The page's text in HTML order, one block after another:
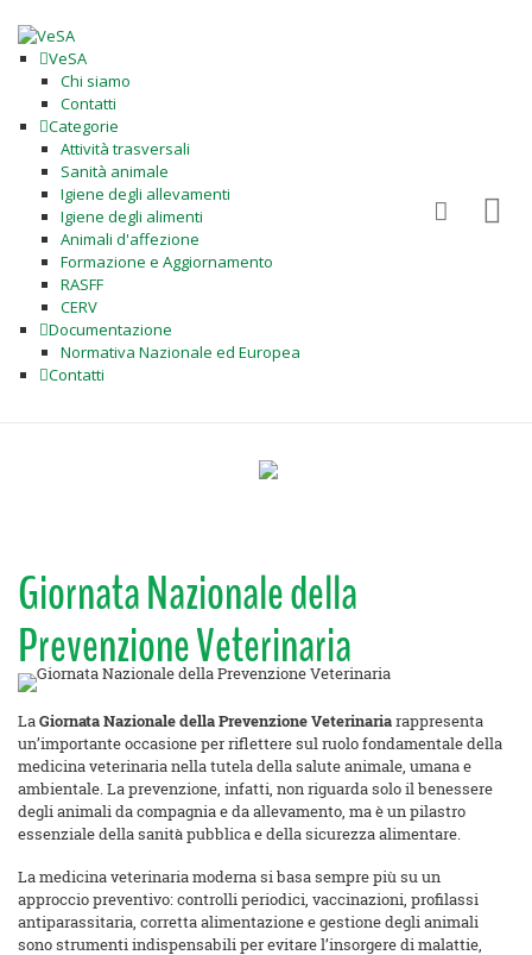
VeSA
Chi siamo
Contatti
Categorie
Attività trasversali
Sanità animale
Igiene degli allevamenti
Igiene degli alimenti
Animali d'affezione
Formazione e Aggiornamento
RASFF
CERV
Documentazione
Normativa Nazionale ed Europea
Contatti
Giornata Nazionale della
Prevenzione Veterinaria
LaGiornata Nazionale della Prevenzione Veterinariarappresenta
un’importante occasione per riflettere sul ruolo fondamentale della
medicina veterinaria nella tutela della salute animale, umana e
ambientale. La prevenzione, infatti, non riguarda solo il benessere
degli animali da compagnia e da allevamento, ma è un pilastro
essenziale della sanità pubblica e della sicurezza alimentare.
La medicina veterinaria moderna si basa sempre più su un
approccio preventivo: controlli periodici, vaccinazioni, profilassi
antiparassitaria, corretta alimentazione e gestione degli animali
sono strumenti indispensabili per evitare l’insorgere di malattie,